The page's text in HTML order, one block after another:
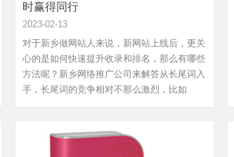
时赢得同行
2023-02-13
对于新乡做网站人来说，新网站上线后，更关
心的是如何快速提升收录和排名，那么有哪些
方法呢？新乡网络推广公司来解答从长尾词入
手，长尾词的竞争相对不那么激烈，比如
词，让这些词为主词赢得流量和积累的信息。